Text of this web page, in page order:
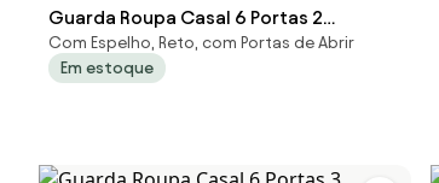
Guarda Roupa Casal 6 Portas 2
Gavetas 153cm Paraná Z17 Castanho
Wood -
Com Espelho, Reto, com Portas de Abrir
Em estoque